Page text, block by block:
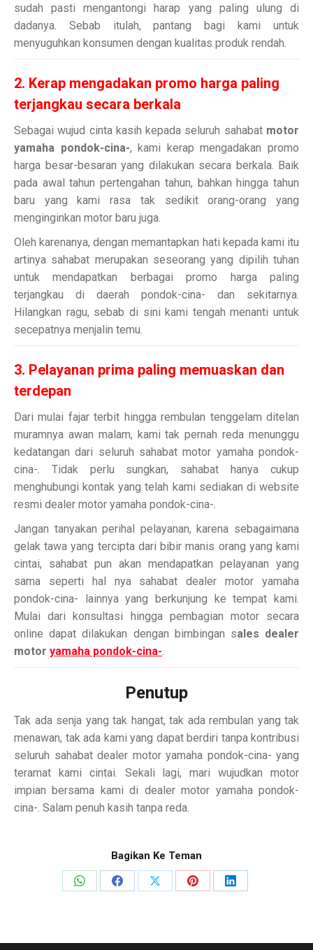
sudah pasti mengantongi harap yang paling ulung di
dadanya. Sebab itulah, pantang bagi kami untuk
menyuguhkan konsumen dengan kualitas produk rendah.
2. Kerap mengadakan promo harga paling
terjangkau secara berkala
Sebagai wujud cinta kasih kepada seluruh sahabat motor
yamaha pondok-cina-, kami kerap mengadakan promo
harga besar-besaran yang dilakukan secara berkala. Baik
pada awal tahun pertengahan tahun, bahkan hingga tahun
baru yang kami rasa tak sedikit orang-orang yang
menginginkan motor baru juga.
Oleh karenanya, dengan memantapkan hati kepada kami itu
artinya sahabat merupakan seseorang yang dipilih tuhan
untuk mendapatkan berbagai promo harga paling
terjangkau di daerah pondok-cina- dan sekitarnya.
Hilangkan ragu, sebab di sini kami tengah menanti untuk
secepatnya menjalin temu.
3. Pelayanan prima paling memuaskan dan
terdepan
Dari mulai fajar terbit hingga rembulan tenggelam ditelan
muramnya awan malam, kami tak pernah reda menunggu
kedatangan dari seluruh sahabat motor yamaha pondok-
cina-. Tidak perlu sungkan, sahabat hanya cukup
menghubungi kontak yang telah kami sediakan di website
resmi dealer motor yamaha pondok-cina-.
Jangan tanyakan perihal pelayanan, karena sebagaimana
gelak tawa yang tercipta dari bibir manis orang yang kami
cintai, sahabat pun akan mendapatkan pelayanan yang
sama seperti hal nya sahabat dealer motor yamaha
pondok-cina- lainnya yang berkunjung ke tempat kami.
Mulai dari konsultasi hingga pembagian motor secara
online dapat dilakukan dengan bimbingan sales dealer
motor yamaha pondok-cina-.
Penutup
Tak ada senja yang tak hangat, tak ada rembulan yang tak
menawan, tak ada kami yang dapat berdiri tanpa kontribusi
seluruh sahabat dealer motor yamaha pondok-cina- yang
teramat kami cintai. Sekali lagi, mari wujudkan motor
impian bersama kami di dealer motor yamaha pondok-
cina-. Salam penuh kasih tanpa reda.
Bagikan Ke Teman
Share
Share
Share
Share
Share